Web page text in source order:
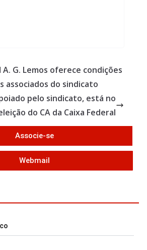
A. G. Lemos oferece condições
associados do sindicato
pelo sindicato, está no
do CA da Caixa Federal
Associe-se
Webmail